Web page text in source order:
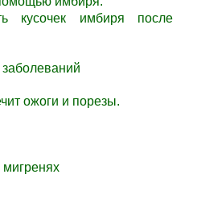
кусочек имбиря после
ожоги и порезы.